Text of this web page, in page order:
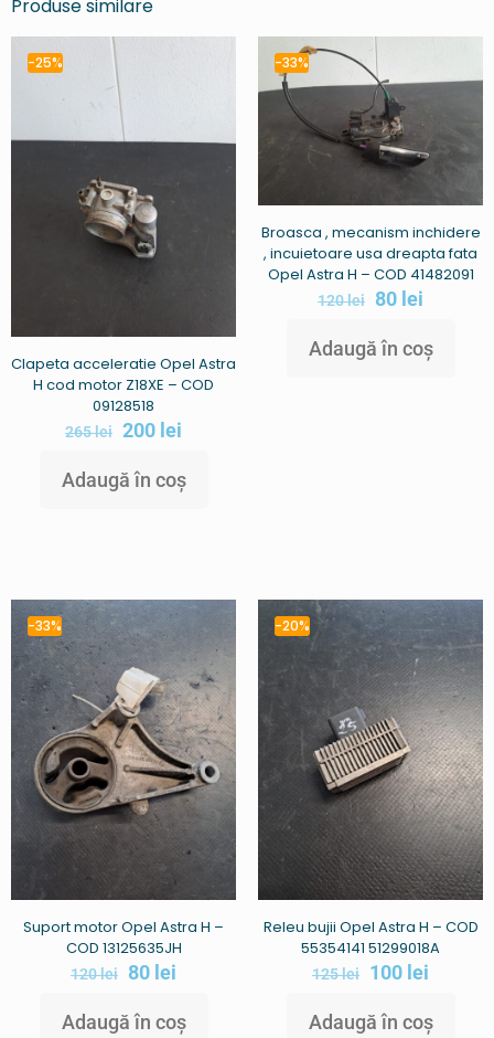
Produse similare
-25%
Clapeta acceleratie Opel Astra
H cod motor Z18XE – COD
09128518
265lei 200 lei
Adaugă în coș
-33%
Broasca , mecanism inchidere
, incuietoare usa dreapta fata
Opel Astra H – COD 41482091
120lei 80 lei
Adaugă în coș
-33%
Suport motor Opel Astra H –
COD 13125635JH
120lei 80 lei
Adaugă în coș
-20%
Releu bujii Opel Astra H – COD
55354141 51299018A
125lei 100 lei
Adaugă în coș